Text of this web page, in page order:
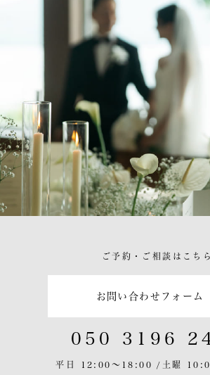
ご予約・ご相談はこちら
お問い合わせフォーム
050 3196
平日 12:00〜18:00 / 土曜